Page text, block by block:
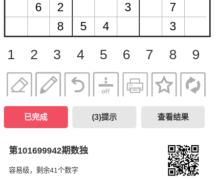
1 2 3 4 5 6 7 8 9
已完成 (3)提示 查看结果
第101699942期数独
容易级，剩余41个数字